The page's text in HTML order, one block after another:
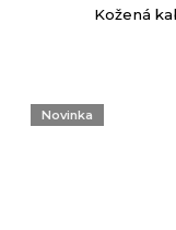
Kožená
Novinka